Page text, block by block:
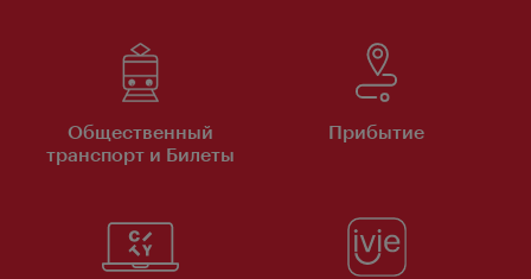
Общественный
транспорт и Билеты
Прибытие